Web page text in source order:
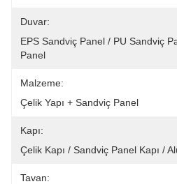
Duvar:
EPS Sandviç Panel / PU Sandviç
Panel
Malzeme:
Çelik Yapı + Sandviç Panel
Kapı:
Çelik Kapı / Sandviç Panel Kapı /
Tavan: